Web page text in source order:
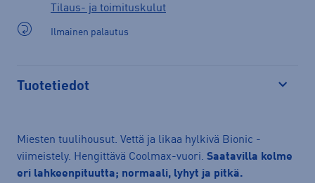
Tilaus- ja toimituskulut
Ilmainen palautus
Tuotetiedot
Miesten tuulihousut. Vettä ja likaa hylkivä Bionic -
viimeistely. Hengittävä Coolmax-vuori. Saatavilla kolme
eri lahkeenpituutta; normaali, lyhyt ja pitkä.